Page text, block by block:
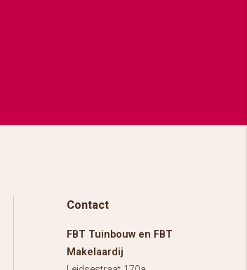
Contact
FBT Tuinbouw en FBT
Makelaardij